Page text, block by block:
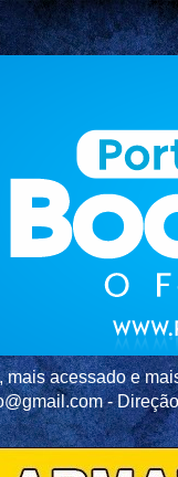
acessado e
-